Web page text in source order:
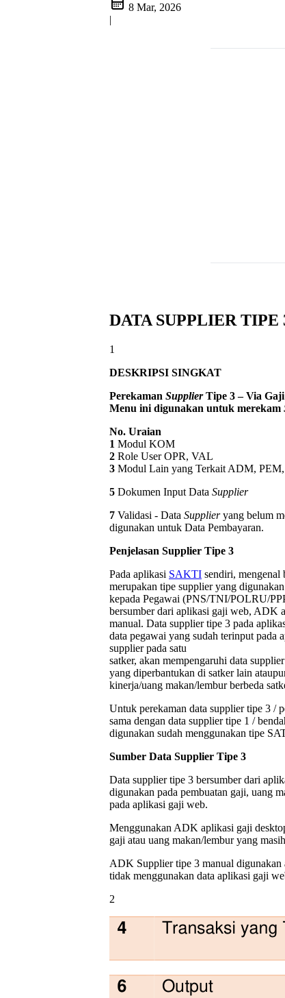
8 Mar, 2026
|
DATA SUPPLIER TIPE
1
DESKRIPSI SINGKAT
Perekaman Supplier Tipe 3 – Via
Menu ini digunakan untuk merekam
No. Uraian
1 Modul KOM
2 Role User OPR, VAL
3 Modul Lain yang Terkait ADM, PEM,
5 Dokumen Input Data Supplier
7 Validasi - Data Supplieryang belum
digunakan untuk Data Pembayaran.
Penjelasan Supplier Tipe 3
Pada aplikasi SAKTI sendiri, mengenal
merupakan tipe supplier yang
kepada Pegawai (PNS/TNI/POLRU/
bersumber dari aplikasi gaji web, ADK
manual. Data supplier tipe 3 pada
data pegawai yang sudah terinput pada
supplier pada satu
satker, akan mempengaruhi data
yang diperbantukan di satker lain
kinerja/uang makan/lembur berbeda
Untuk perekaman data supplier tipe 3 /
sama dengan data supplier tipe 1 /
digunakan sudah menggunakan tipe
Sumber Data Supplier Tipe 3
Data supplier tipe 3 bersumber dari
digunakan pada pembuatan gaji, uang
pada aplikasi gaji web.
Menggunakan ADK aplikasi gaji
gaji atau uang makan/lembur yang
ADK Supplier tipe 3 manual digunakan
tidak menggunakan data aplikasi gaji
2